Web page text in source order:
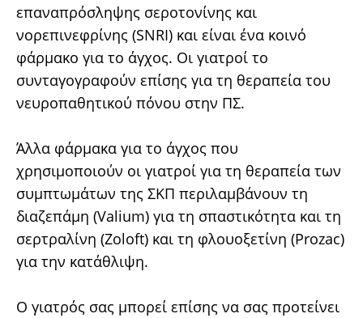
επαναπρόσληψης σεροτονίνης και
νορεπινεφρίνης (SNRI) και είναι ένα κοινό
φάρμακο για το άγχος. Οι γιατροί το
συνταγογραφούν επίσης για τη θεραπεία του
νευροπαθητικού πόνου στην ΠΣ.
Άλλα φάρμακα για το άγχος που
χρησιμοποιούν οι γιατροί για τη θεραπεία των
συμπτωμάτων της ΣΚΠ περιλαμβάνουν τη
διαζεπάμη (Valium) για τη σπαστικότητα και τη
σερτραλίνη (Zoloft) και τη φλουοξετίνη (Prozac)
για την κατάθλιψη.
Ο γιατρός σας μπορεί επίσης να σας προτείνει